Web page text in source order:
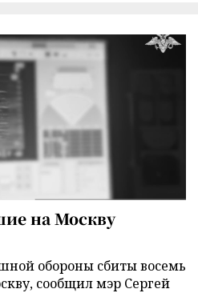
на Москву
обороны сбиты восемь
сообщил мэр Сергей